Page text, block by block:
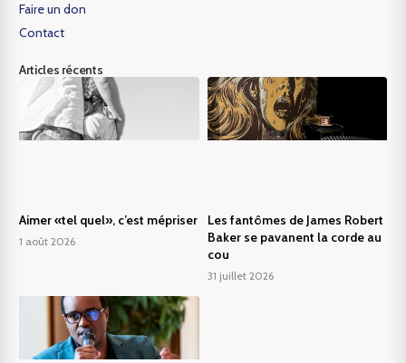
Faire un don
Contact
Articles récents
Aimer «tel quel», c’est mépriser
1 août 2026
Les fantômes de James Robert
Baker se pavanent la corde au
cou
31 juillet 2026